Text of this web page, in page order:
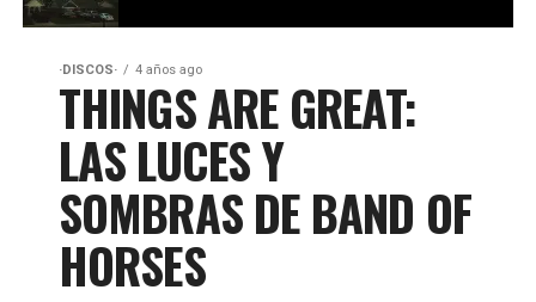
·DISCOS· 4 años ago
THINGS ARE GREAT:
LAS LUCES Y
SOMBRAS DE BAND OF
HORSES